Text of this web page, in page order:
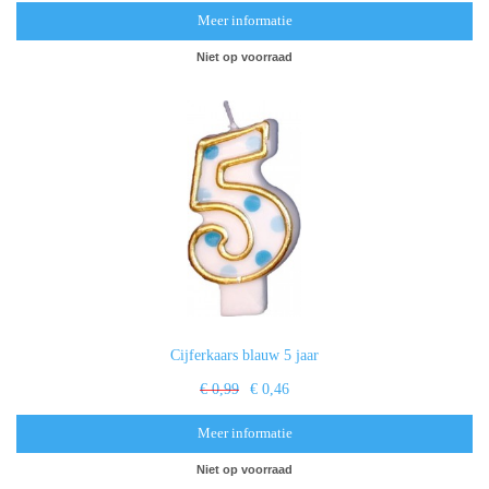
Meer informatie
Niet op voorraad
Cijferkaars blauw 5 jaar
€ 0,99 € 0,46
Meer informatie
Niet op voorraad